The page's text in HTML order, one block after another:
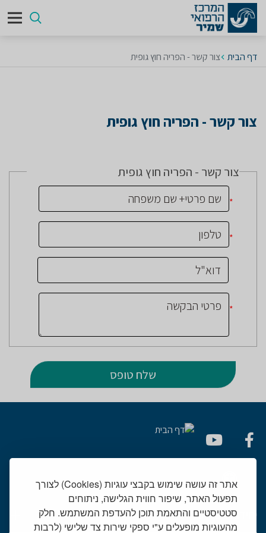
אתר זה עושה שימוש בקבצי עוגיות (Cookies) לצורך
תפעול האתר, שיפור חווית הגלישה, ניתוחים
סטטיסטיים והתאמת תוכן להעדפת המשתמש. חלק
מהעוגיות מופעלים ע"י ספקי שירות צד שלישי (לרבות
דף הבית צור קשר - הפריה חוץ גופית
צור קשר - הפריה חוץ גופית
צור קשר - הפריה חוץ גופית
*
*
*
יחידות רפואיות